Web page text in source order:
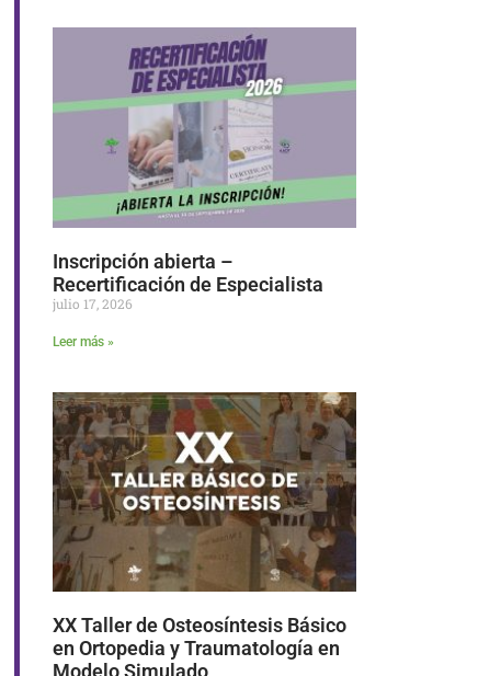
Inscripción abierta –
Recertificación de Especialista
julio 17, 2026
Leer más »
XX Taller de Osteosíntesis Básico
en Ortopedia y Traumatología en